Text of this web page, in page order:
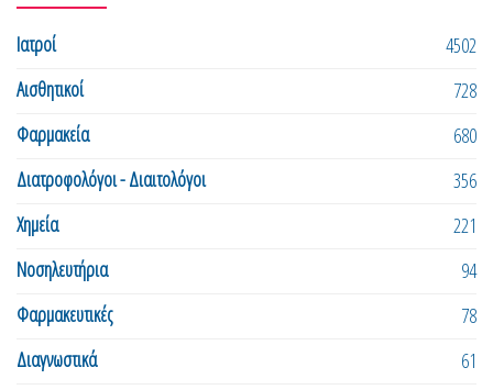
Ιατροί
4502
Αισθητικοί
728
Φαρμακεία
680
Διατροφολόγοι - Διαιτολόγοι
356
Χημεία
221
Νοσηλευτήρια
94
Φαρμακευτικές
78
Διαγνωστικά
61